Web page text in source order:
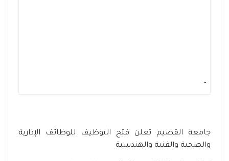
-
جامعة القصيم تعلن فتح التوظيف للوظائف الإدارية
والصحية والفنية والهندسية